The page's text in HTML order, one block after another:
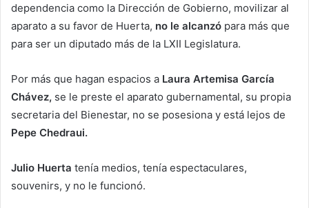
dependencia como la Dirección de Gobierno, movilizar al
aparato a su favor de Huerta, no le alcanzó para más que
para ser un diputado más de la LXII Legislatura.
Por más que hagan espacios a Laura Artemisa García
Chávez, se le preste el aparato gubernamental, su propia
secretaria del Bienestar, no se posesiona y está lejos de
Pepe Chedraui.
Julio Huerta tenía medios, tenía espectaculares,
souvenirs, y no le funcionó.